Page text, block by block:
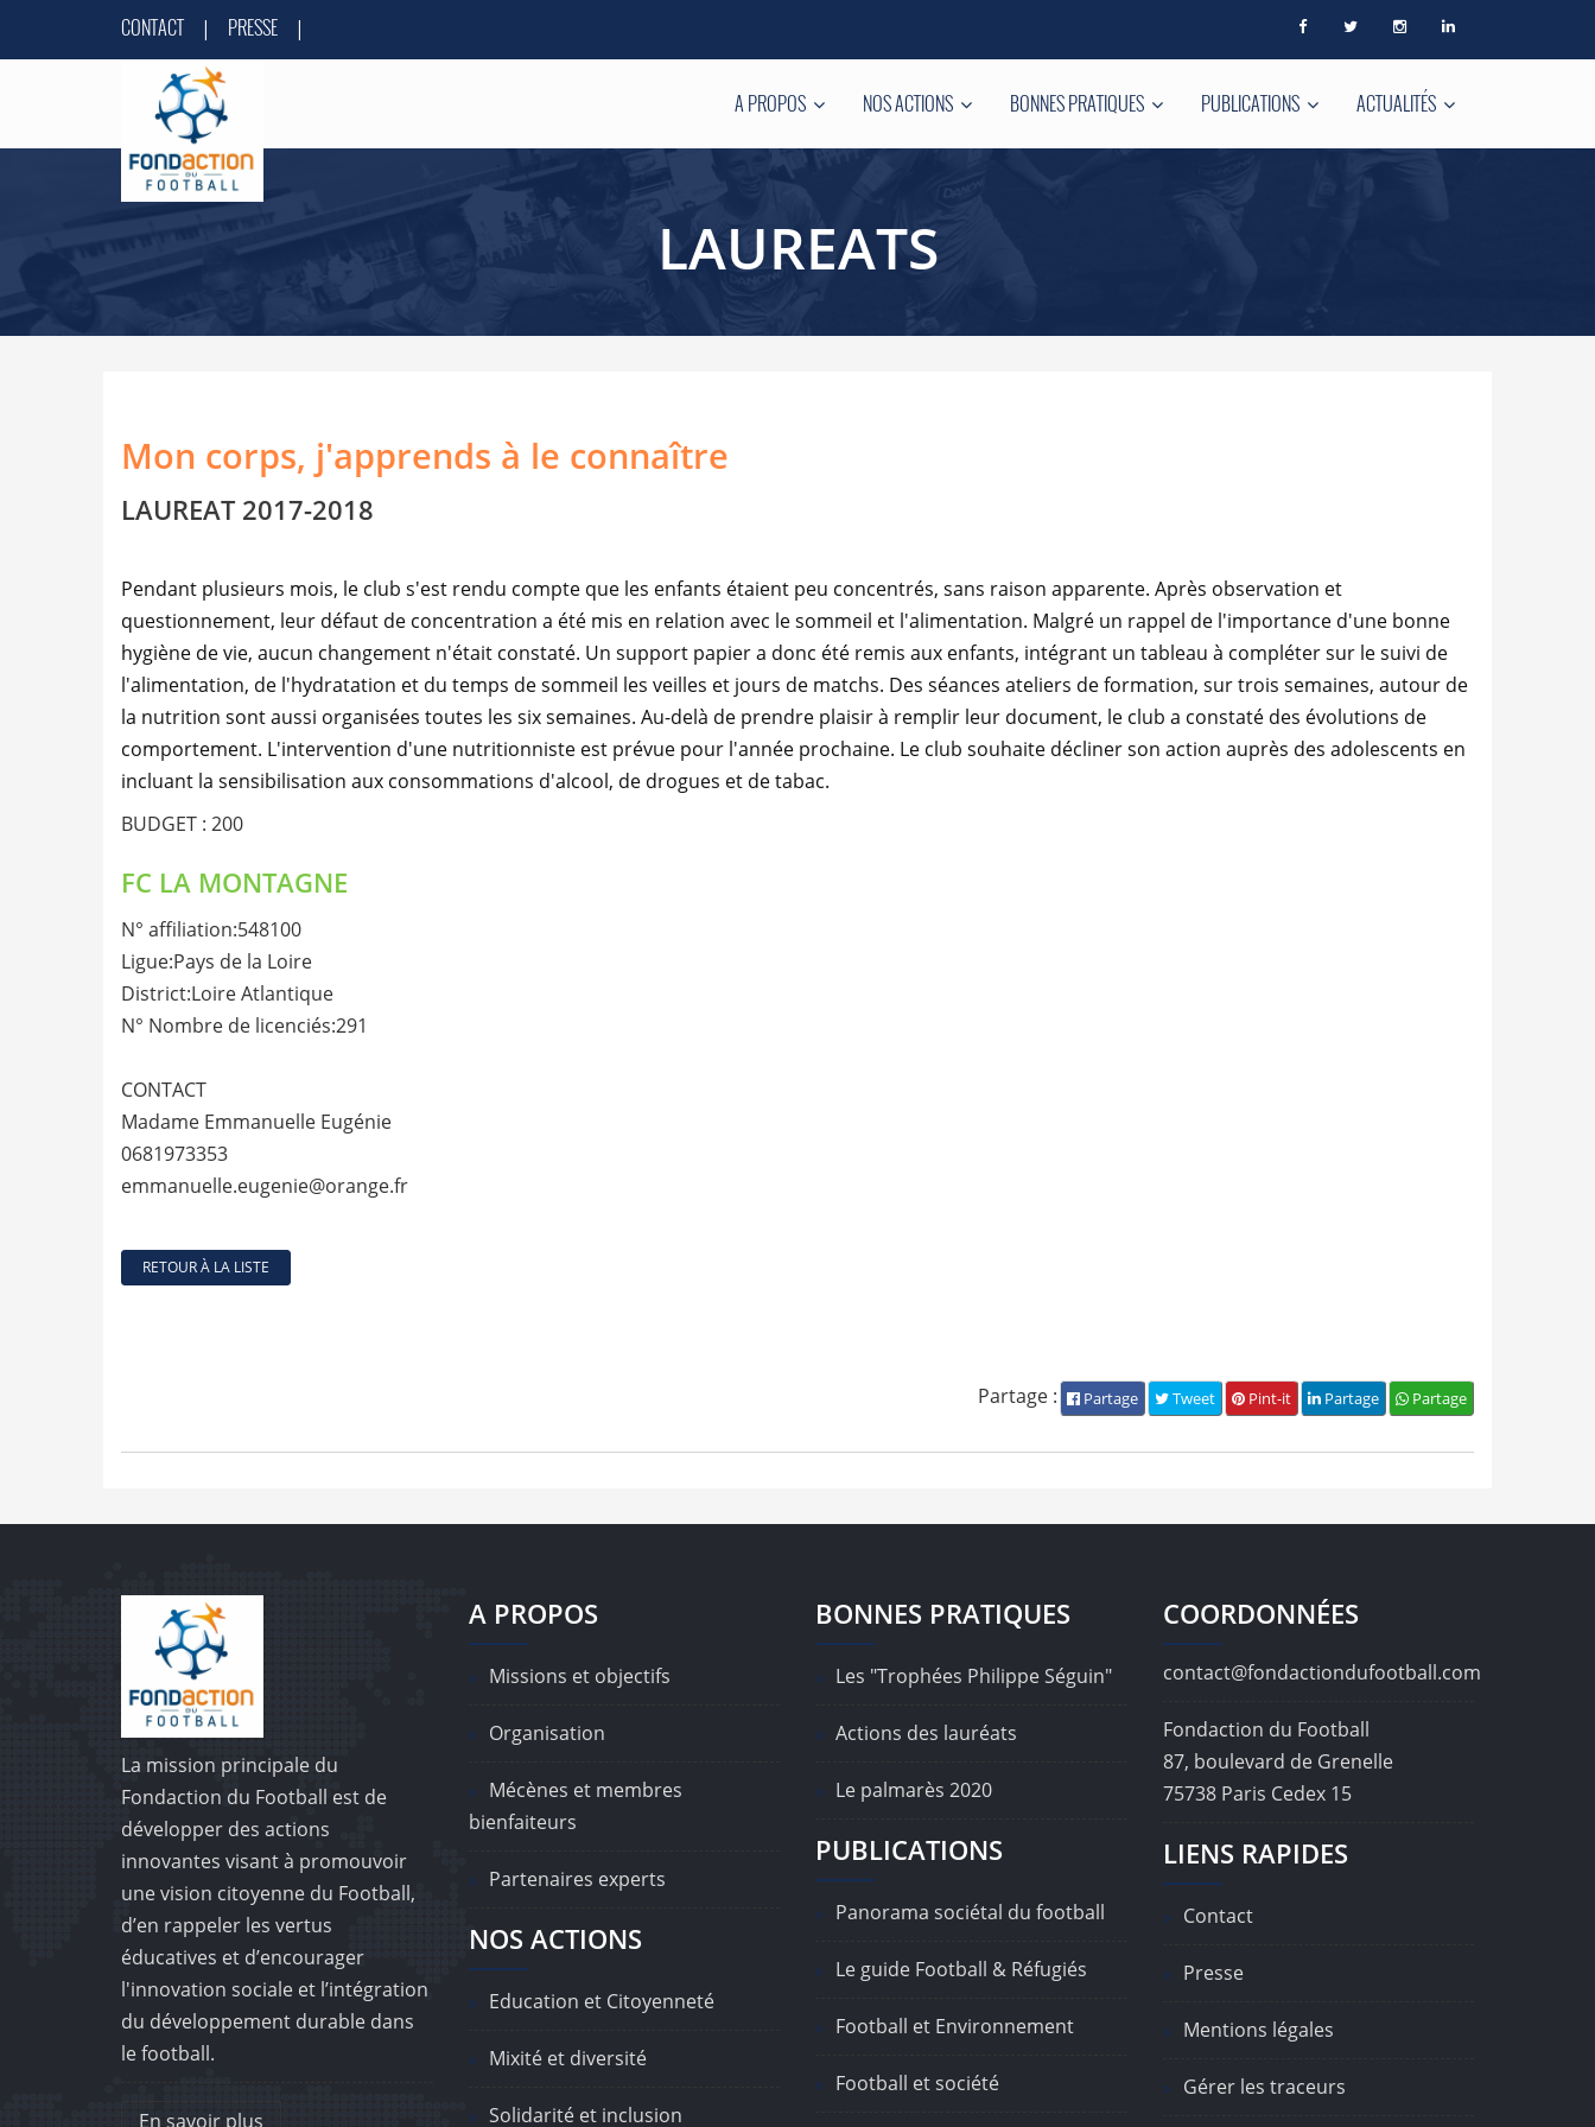
CONTACT | PRESSE |
A PROPOS NOS ACTIONS BONNES PRATIQUES PUBLICATIONS ACTUALITÉS
LAUREATS
Mon corps, j'apprends à le connaître
LAUREAT 2017-2018
Pendant plusieurs mois, le club s'est rendu compte que les enfants étaient peu concentrés, sans raison apparente. Après observation et
questionnement, leur défaut de concentration a été mis en relation avec le sommeil et l'alimentation. Malgré un rappel de l'importance d'une bonne
hygiène de vie, aucun changement n'était constaté. Un support papier a donc été remis aux enfants, intégrant un tableau à compléter sur le suivi de
l'alimentation, de l'hydratation et du temps de sommeil les veilles et jours de matchs. Des séances ateliers de formation, sur trois semaines, autour de
la nutrition sont aussi organisées toutes les six semaines. Au-delà de prendre plaisir à remplir leur document, le club a constaté des évolutions de
comportement. L'intervention d'une nutritionniste est prévue pour l'année prochaine. Le club souhaite décliner son action auprès des adolescents en
incluant la sensibilisation aux consommations d'alcool, de drogues et de tabac.
BUDGET : 200
FC LA MONTAGNE
N° affiliation:548100
Ligue:Pays de la Loire
District:Loire Atlantique
N° Nombre de licenciés:291
CONTACT
Madame Emmanuelle Eugénie
0681973353
emmanuelle.eugenie@orange.fr
RETOUR À LA LISTE
Partage
Partage
Pint-it
Tweet
Partage
Partage :
La mission principale du
Fondaction du Football est de
développer des actions
innovantes visant à promouvoir
une vision citoyenne du Football,
d’en rappeler les vertus
éducatives et d’encourager
l'innovation sociale et l’intégration
du développement durable dans
le football.
En savoir plus
A PROPOS
Missions et objectifs
Organisation
Mécènes et membres
bienfaiteurs
Partenaires experts
NOS ACTIONS
Education et Citoyenneté
Mixité et diversité
Solidarité et inclusion
BONNES PRATIQUES
Les "Trophées Philippe Séguin"
Actions des lauréats
Le palmarès 2020
PUBLICATIONS
Panorama sociétal du football
Le guide Football & Réfugiés
Football et Environnement
Football et société
COORDONNÉES
contact@fondactiondufootball.com
Fondaction du Football
87, boulevard de Grenelle
75738 Paris Cedex 15
LIENS RAPIDES
Contact
Presse
Mentions légales
Gérer les traceurs